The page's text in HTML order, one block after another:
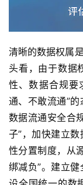
清晰的数据权属
头看，由于数据
性、数据合规要
通、不敢流通”
数据流通安全合
子”，加快建立
性分置制度，从
绑减负”。建立